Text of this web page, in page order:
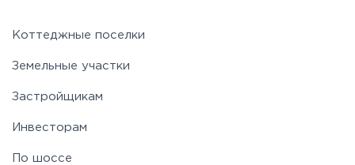
Коттеджные поселки
Земельные участки
Застройщикам
Инвесторам
По шоссе